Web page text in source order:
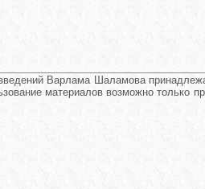
Варлама Шаламова
материалов возможно только